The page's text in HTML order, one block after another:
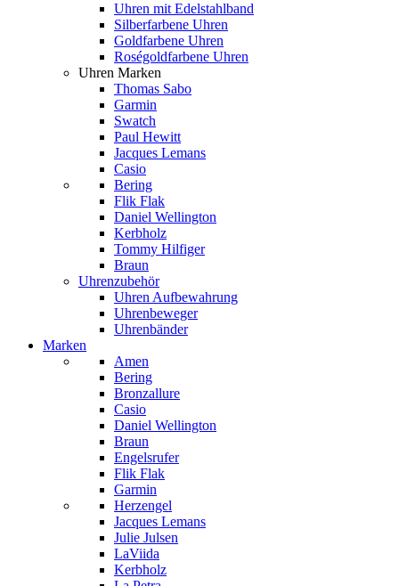
Uhren mit Edelstahlband
Silberfarbene Uhren
Goldfarbene Uhren
Roségoldfarbene Uhren
Uhren Marken
Thomas Sabo
Garmin
Swatch
Paul Hewitt
Jacques Lemans
Casio
Bering
Flik Flak
Daniel Wellington
Kerbholz
Tommy Hilfiger
Braun
Uhrenzubehör
Uhren Aufbewahrung
Uhrenbeweger
Uhrenbänder
Marken
Amen
Bering
Bronzallure
Casio
Daniel Wellington
Braun
Engelsrufer
Flik Flak
Garmin
Herzengel
Jacques Lemans
Julie Julsen
LaViida
Kerbholz